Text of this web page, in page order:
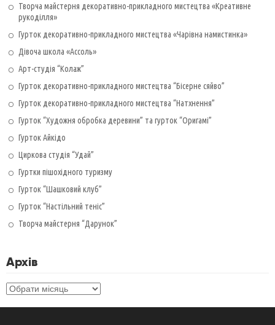
Творча майстерня декоративно-прикладного мистецтва «Креативне
рукоділля»
Гурток декоративно-прикладного мистецтва «Чарівна намистинка»
Дівоча школа «Ассоль»
Арт-студія “Колаж”
Гурток декоративно-прикладного мистецтва “Бісерне сяйво”
Гурток декоративно-прикладного мистецтва “Натхнення”
Гурток “Художня обробка деревини” та гурток “Оригамі”
Гурток Айкідо
Циркова студія “Удай”
Гуртки пішохідного туризму
Гурток “Шашковий клуб”
Гурток “Настільний теніс”
Творча майстерня “Дарунок”
Архів
Архів